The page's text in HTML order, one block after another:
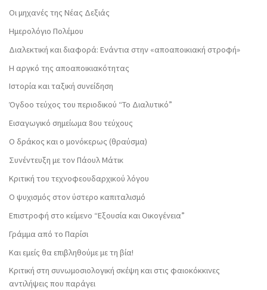
Οι μηχανές της Νέας Δεξιάς
Ημερολόγιο Πολέμου
Διαλεκτική και διαφορά: Ενάντια στην «αποαποικιακή στροφή»
Η αργκό της αποαποικιακότητας
Ιστορία και ταξική συνείδηση
Όγδοο τεύχος του περιοδικού “Το Διαλυτικό”
Εισαγωγικό σημείωμα 8ου τεύχους
Ο δράκος και ο μονόκερως (θραύσμα)
Συνέντευξη με τον Πάουλ Μάτικ
Κριτική του τεχνοφεουδαρχικού λόγου
Ο ψυχισμός στον ύστερο καπιταλισμό
Επιστροφή στο κείμενο “Εξουσία και Οικογένεια”
Γράμμα από το Παρίσι
Και εμείς θα επιβληθούμε με τη βία!
Κριτική στη συνωμοσιολογική σκέψη και στις φαιοκόκκινες
αντιλήψεις που παράγει